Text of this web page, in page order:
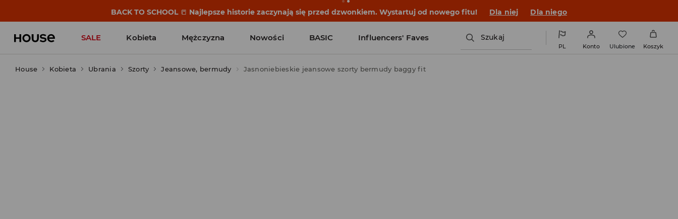
BACK TO SCHOOL 📒 Najlepsze historie zaczynają się przed dzwonkiem. Wystartuj od nowego fitu! Dla niej Dla niego
SALE Kobieta Mężczyzna Nowości BASIC Influencers' Faves Szukaj
PL Konto Ulubione Koszyk
House Kobieta Ubrania Szorty Jeansowe, bermudy Jasnoniebieskie jeansowe szorty bermudy baggy fit